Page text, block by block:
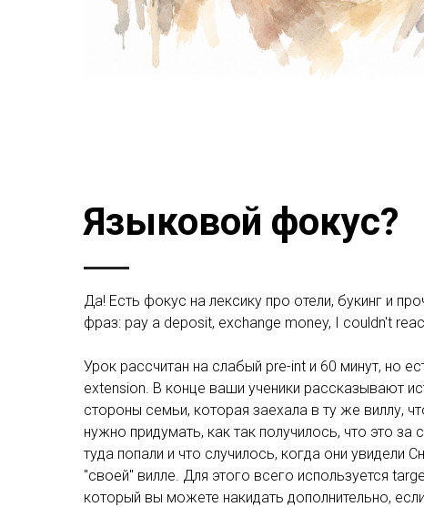
Языковой фокус?
Да! Есть фокус на лексику про отели, букинг и
фраз: pay a deposit, exchange money, I couldn't
Урок рассчитан на слабый pre-int и 60 минут, но
extension. В конце ваши ученики рассказывают
стороны семьи, которая заехала в ту же виллу,
нужно придумать, как так получилось, что это за
туда попали и что случилось, когда они увидели
"своей" вилле. Для этого всего используется
который вы можете накидать дополнительно,